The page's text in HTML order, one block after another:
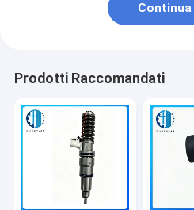
Continua
Prodotti Raccomandati